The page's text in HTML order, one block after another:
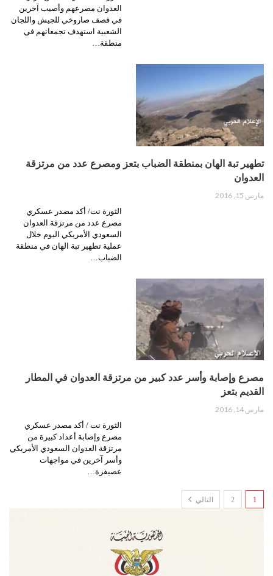
العدوان مصرعهم وأصيب آخرين
في قصف صاروخي للجيش واللجان
الشعبية استهدف تجمعاتهم في
منطقة…
تطهير تبة الهان بمنطقة الضباب بتعز ومصرع عدد من مرتزقة
العدوان
مارس 15, 2016
الثورة نت/ أكد مصدر عسكري
مصرع عدد من مرتزقة العدوان
السعودي الأمريكي اليوم خلال
عملية تطهير تبة الهان في منطقة
الضباب…
مصرع وإصابة وأسر عدد كبير من مرتزقة العدوان في المطار
القديم بتعز
مارس 14, 2016
الثورة نت / أكد مصدر عسكري
مصرع وإصابة أعداد كبيرة من
مرتزقة العدوان السعودي الأمريكي
وأسر آخرين في مواجهات
عصيفرة…
1
2 التالي